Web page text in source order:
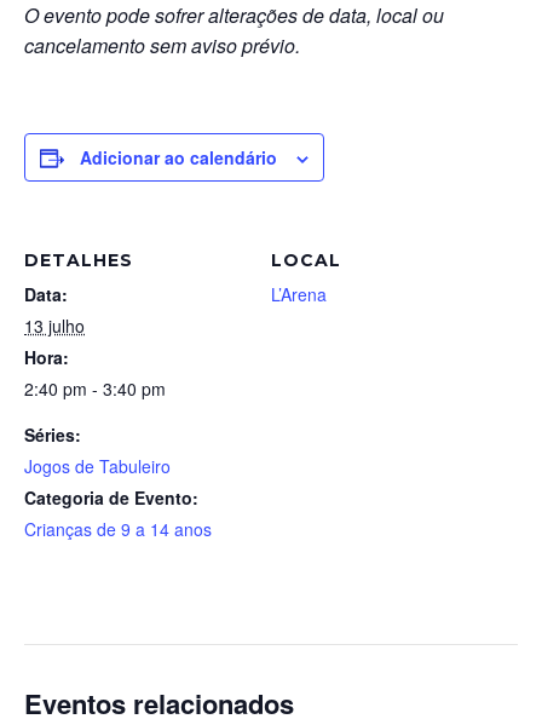
O evento pode sofrer alterações de data, local ou
cancelamento sem aviso prévio.
Adicionar ao calendário
DETALHES
Data:
13 julho
Hora:
2:40 pm - 3:40 pm
Séries:
Jogos de Tabuleiro
Categoria de Evento:
Crianças de 9 a 14 anos
LOCAL
L’Arena
Eventos relacionados